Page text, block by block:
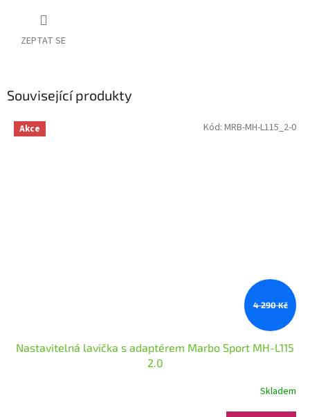
ZEPTAT SE
Související produkty
Akce
4 290 Kč
Nastavitelná lavička s adaptérem Marbo Sport MH-L115
2.0
Skladem
Kód: MRB-MH-L115_2-0